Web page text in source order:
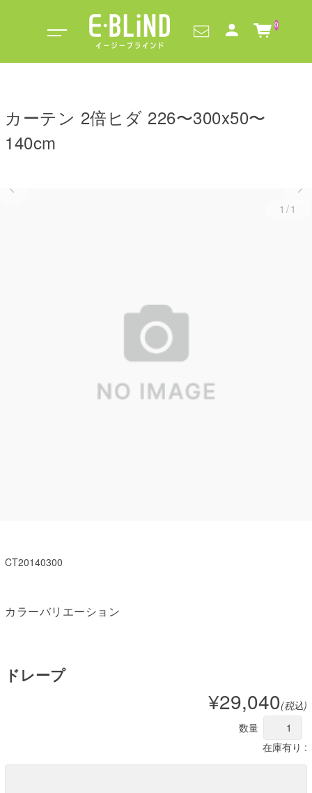
0
カーテン 2倍ヒダ 226〜300x50〜
140cm
1/1
CT20140300
カラーバリエーション
ドレープ
¥29,040(税込)
数量
在庫有り :